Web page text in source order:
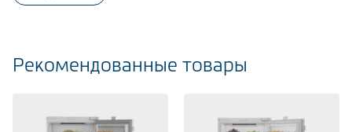
Рекомендованные товары